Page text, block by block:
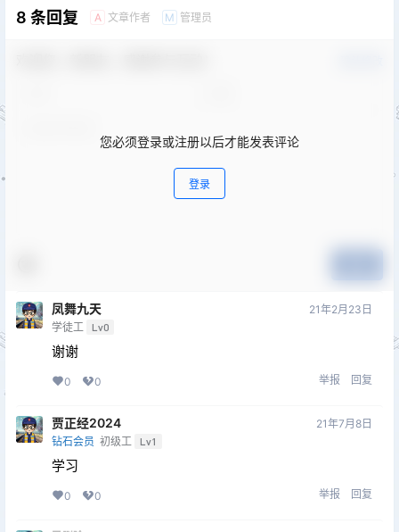
8 条回复 A 文章作者 M 管理员
您必须登录或注册以后才能发表评论
登录
凤舞九天
学徒工 Lv0
21年2月23日
谢谢
0 0 举报 回复
贾正经2024
钻石会员 初级工 Lv1
21年7月8日
学习
0 0 举报 回复